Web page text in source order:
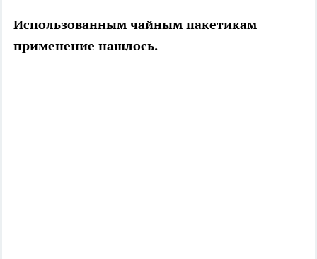
Использованным чайным пакетикам
применение нашлось.